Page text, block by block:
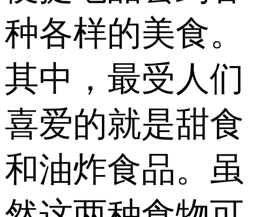
种各样的美食。
其中，最受人们
喜爱的就是甜食
和油炸食品。虽